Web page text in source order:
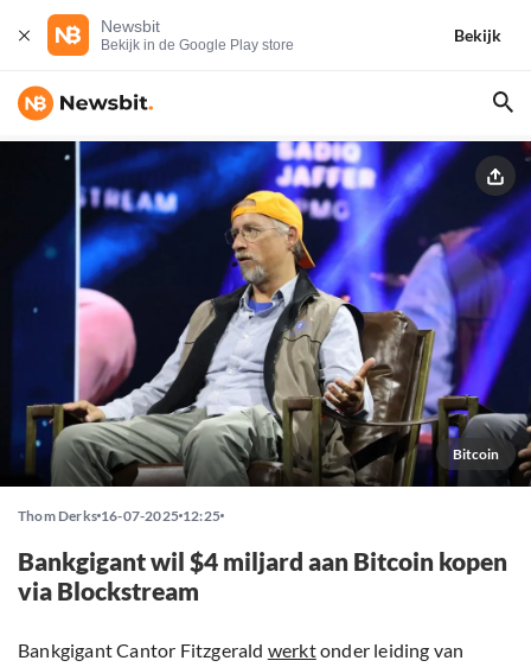
Newsbit
Bekijk in de Google Play store
Bekijk
Bitcoin
Thom Derks 16-07-2025 12:25
Bankgigant wil $4 miljard aan Bitcoin kopen
via Blockstream
Bankgigant Cantor Fitzgerald werktonder leiding van